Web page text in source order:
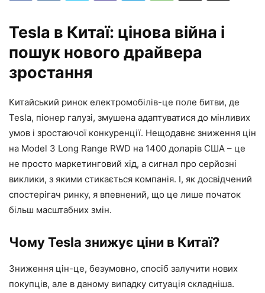
Tesla в Китаї: цінова війна і
пошук нового драйвера
зростання
Китайський ринок електромобілів-це поле битви, де
Tesla, піонер галузі, змушена адаптуватися до мінливих
умов і зростаючої конкуренції. Нещодавнє зниження цін
на Model 3 Long Range RWD на 1400 доларів США – це
не просто маркетинговий хід, а сигнал про серйозні
виклики, з якими стикається компанія. І, як досвідчений
спостерігач ринку, я впевнений, що це лише початок
більш масштабних змін.
Чому Tesla знижує ціни в Китаї?
Зниження цін-це, безумовно, спосіб залучити нових
покупців, але в даному випадку ситуація складніша.